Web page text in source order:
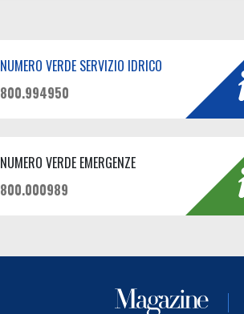
NUMERO VERDE SERVIZIO IDRICO
800.994950
NUMERO VERDE EMERGENZE
800.000989